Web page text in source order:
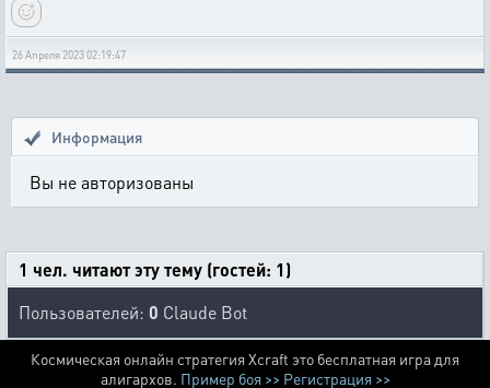
26 Апреля 2023 02:19:47
Информация
Вы не авторизованы
1 чел. читают эту тему (гостей: 1)
Пользователей: 0 Claude Bot
Космическая онлайн стратегия Xcraft это бесплатная игра для
алигархов. Пример боя >> Регистрация >>